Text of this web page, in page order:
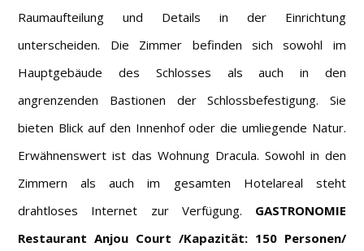
Raumaufteilung und Details in der Einrichtung
unterscheiden. Die Zimmer befinden sich sowohl im
Hauptgebäude des Schlosses als auch in den
angrenzenden Bastionen der Schlossbefestigung. Sie
bieten Blick auf den Innenhof oder die umliegende Natur.
Erwähnenswert ist das Wohnung Dracula. Sowohl in den
Zimmern als auch im gesamten Hotelareal steht
drahtloses Internet zur Verfügung. GASTRONOMIE
Restaurant Anjou Court /Kapazität: 150 Personen/